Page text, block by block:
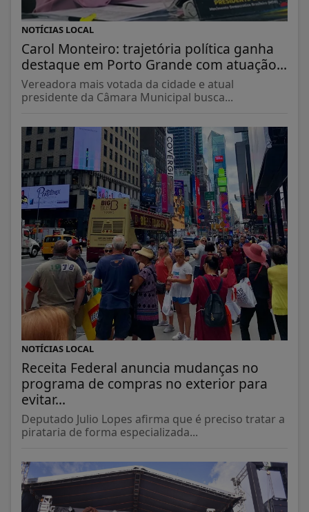
NOTÍCIAS LOCAL
Carol Monteiro: trajetória política ganha
destaque em Porto Grande com atuação...
Vereadora mais votada da cidade e atual
presidente da Câmara Municipal busca...
NOTÍCIAS LOCAL
Receita Federal anuncia mudanças no
programa de compras no exterior para
evitar...
Deputado Julio Lopes afirma que é preciso tratar a
pirataria de forma especializada...